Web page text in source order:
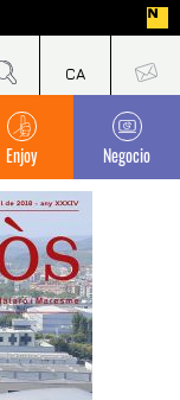
Enjoy Negocio